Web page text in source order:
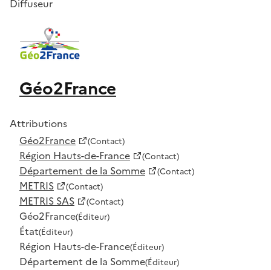
Diffuseur
Géo2France
Attributions
Géo2France
(Contact)
Région Hauts-de-France (Contact)
Département de la Somme (Contact)
METRIS (Contact)
METRIS SAS (Contact)
Géo2France(Éditeur)
État(Éditeur)
Région Hauts-de-France(Éditeur)
Département de la Somme(Éditeur)